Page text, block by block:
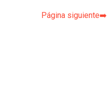
Página siguiente➡️